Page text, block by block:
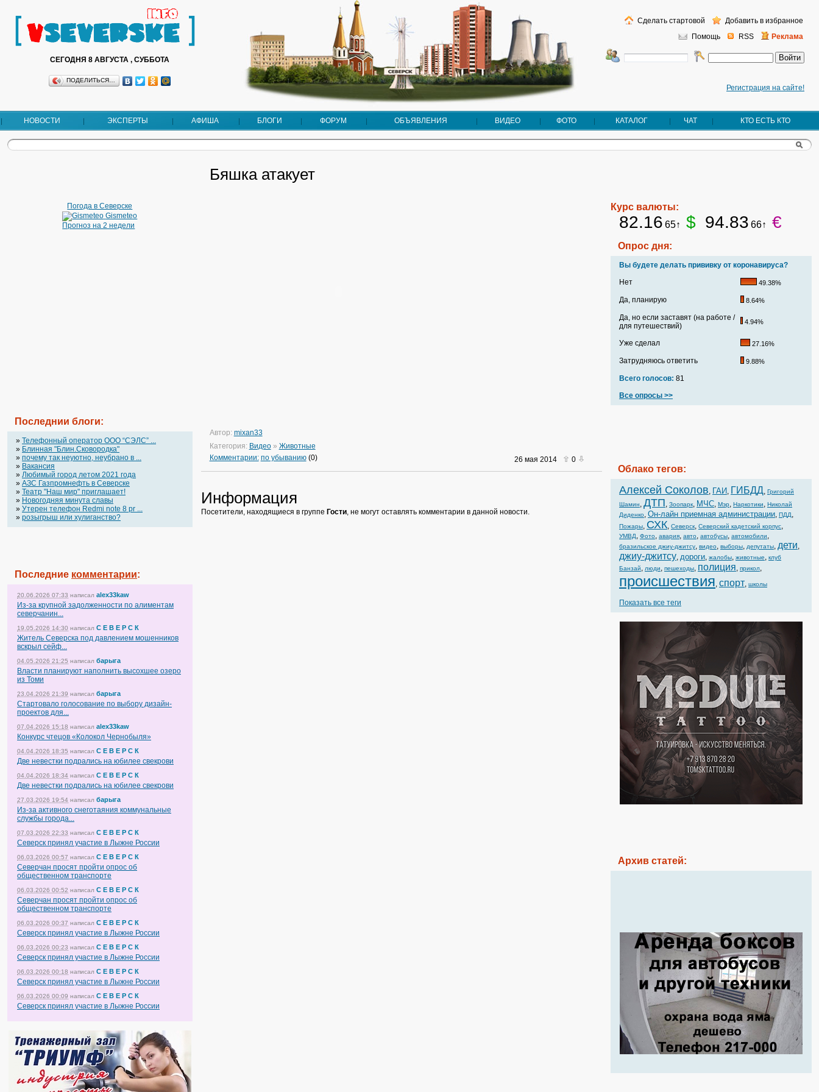
СЕГОДНЯ 8 АВГУСТА , СУББОТА
ПОДЕЛИТЬСЯ…
Регистрация на сайте!
Помощь RSS Реклама
Сделать стартовой Добавить в избранное
НОВОСТИ ЭКСПЕРТЫ АФИША БЛОГИ ФОРУМ ОБЪЯВЛЕНИЯ ВИДЕО ФОТО КАТАЛОГ ЧАТ КТО ЕСТЬ КТО
Погода в Северске
Gismeteo
Прогноз на 2 недели
Последнии блоги:
» Телефонный оператор OOO “СЭЛС” ...
» Блинная "Блин.Сковородка"
» почему так неуютно, неубрано в ...
» Вакансия
» Любимый город летом 2021 года
» АЗС Газпромнефть в Северске
» Театр "Наш мир" приглашает!
» Новогодняя минута славы
» Утерен телефон Redmi note 8 pr ...
» розыгрыш или хулиганство?
Последние комментарии:
20.06.2026 07:33 написал alex33kaw
Из-за крупной задолженности по алиментам
северчанин...
19.05.2026 14:30 написал С Е В Е Р С К
Житель Северска под давлением мошенников
вскрыл сейф...
04.05.2026 21:25 написал барыга
Власти планируют наполнить высохшее озеро
из Томи
23.04.2026 21:39 написал барыга
Стартовало голосование по выбору дизайн-
проектов для...
07.04.2026 15:18 написал alex33kaw
Конкурс чтецов «Колокол Чернобыля»
04.04.2026 18:35 написал С Е В Е Р С К
Две невестки подрались на юбилее свекрови
04.04.2026 18:34 написал С Е В Е Р С К
Две невестки подрались на юбилее свекрови
27.03.2026 19:54 написал барыга
Из-за активного снеготаяния коммунальные
службы города...
07.03.2026 22:33 написал С Е В Е Р С К
Северск принял участие в Лыжне России
06.03.2026 00:57 написал С Е В Е Р С К
Северчан просят пройти опрос об
общественном транспорте
06.03.2026 00:52 написал С Е В Е Р С К
Северчан просят пройти опрос об
общественном транспорте
06.03.2026 00:37 написал С Е В Е Р С К
Северск принял участие в Лыжне России
06.03.2026 00:23 написал С Е В Е Р С К
Северск принял участие в Лыжне России
06.03.2026 00:18 написал С Е В Е Р С К
Северск принял участие в Лыжне России
06.03.2026 00:09 написал С Е В Е Р С К
Северск принял участие в Лыжне России
Бяшка атакует
Автор: mixan33
Категория: Видео» Животные
Комментарии: по убыванию(0) 26 мая 2014 0
Информация
Посетители, находящиеся в группе Гости, не могут оставлять комментарии в данной новости.
Курс валюты:
82.16 65↑ $ 94.83 66↑ €
Опрос дня:
Вы будете делать прививку от коронавируса?
Нет
49.38%
Да, планирую 8.64%
Да, но если заставят (на работе /
для путешествий)
4.94%
Уже сделал 27.16%
Затрудняюсь ответить 9.88%
Всего голосов: 81
Все опросы >>
Облако тегов:
Алексей Соколов, ГАИ, ГИБДД, Григорий
Шамин, ДТП, Зоопарк, МЧС, Мэр, Наркотики, Николай
Диденко, Он-лайн приемная администрации, ПДД,
Пожары, СХК, Северск, Северский кадетский корпус,
УМВД, Фото, авария, авто, автобусы, автомобили,
бразильское джиу-джитсу, видео, выборы, депутаты, дети,
джиу-джитсу, дороги, жалобы, животные, клуб
Банзай, люди, пешеходы, полиция, прикол,
происшествия, спорт, школы
Показать все теги
Архив статей: